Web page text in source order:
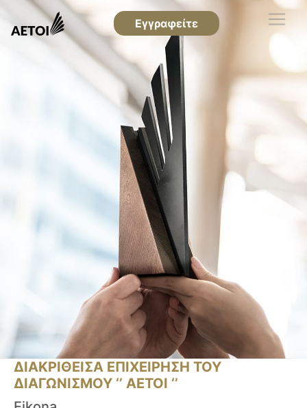
Εγγραφείτε
ΔΙΑΚΡΙΘΕΙΣΑ ΕΠΙΧΕΙΡΗΣΗ ΤΟΥ
ΔΙΑΓΩΝΙΣΜΟΥ ‘’ ΑΕΤΟΙ ‘’